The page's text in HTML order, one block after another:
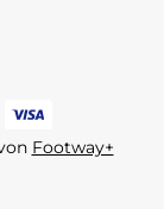
Footway+